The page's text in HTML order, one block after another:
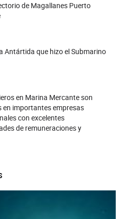
de Magallanes Puerto
Antártida que hizo el Submarino
en Marina Mercante son
en importantes empresas
con excelentes
de remuneraciones y